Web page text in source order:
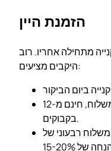
הזמנת היין
מתחילה אחריו. רוב
היקבים מציעים:
: 50-90 ש”ח למשלוח, חינם מ-12
בקבוקים.
רבעוני של